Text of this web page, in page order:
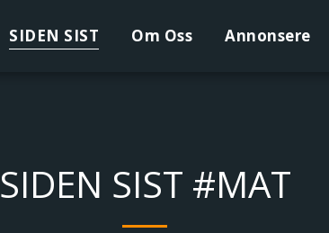
SIDEN SIST Om Oss Annonsere
SIDEN SIST #MAT